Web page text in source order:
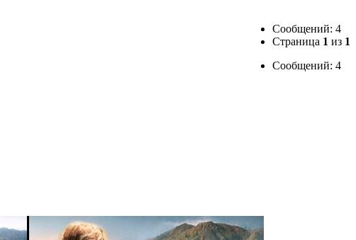
Сообщений: 4
Страница 1 из 1
Сообщений: 4